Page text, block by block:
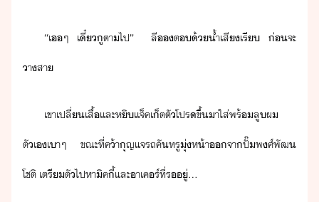
“​เ​ๆ​ ​เี๋​ู​ตา​ไป​”​ ​ ​ลี​​ต​้​้ำเสี​เรี​ ​่​จะ​
าสา
เขา​เปลี่เสื้​เเละ​หิเ​เจ็ค​เ็ต​ตั​โปร​ขึ้​า​ใส่​พร้​ลู​ผ​
ตัเ​เา​ๆ​ ​ขณะที่​ค้า​ุญแจ​รถ​คั​หรู​ุ่ห้า​จา​ปั๊​พศ์​พัฒ​
โชติ​ ​เตรีตั​ไปหา​ิค​ี้​และ​า​เคร์​ที่​ร​ู่​...